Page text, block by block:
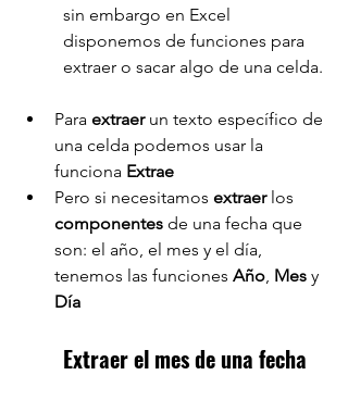
sin embargo en Excel
disponemos de funciones para
extraer o sacar algo de una celda.
Para extraer un texto específico de
una celda podemos usar la
funciona Extrae
Pero si necesitamos extraer los
componentes de una fecha que
son: el año, el mes y el día,
tenemos las funciones Año Mes y
Día
Extraer el mes de una fecha